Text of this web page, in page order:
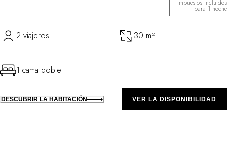
Impuestos incluidos
para 1 noche
2 viajeros 30 m²
1 cama doble
DESCUBRIR LA HABITACIÓN VER LA DISPONIBILIDAD